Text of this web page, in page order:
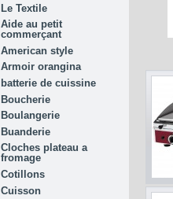
Le Textile
Aide au petit
commerçant
American style
Armoir orangina
batterie de cuissine
Boucherie
Boulangerie
Buanderie
Cloches plateau a
fromage
Cotillons
Cuisson